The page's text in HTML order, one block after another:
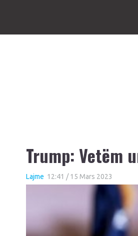
Trump: Vetëm
Lajme 12:41 / 15 Mars 2023